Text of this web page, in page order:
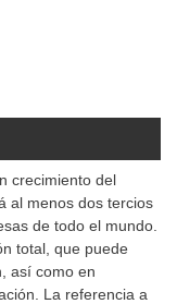
crecimiento del
al menos dos tercios
de todo el mundo.
total, que puede
así como en
La referencia a